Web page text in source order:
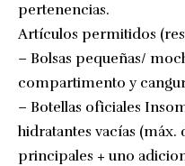
pertenencias.
Artículos permitidos
– Bolsas pequeñas/
compartimento y
– Botellas oficiales
hidratantes vacías
principales + uno